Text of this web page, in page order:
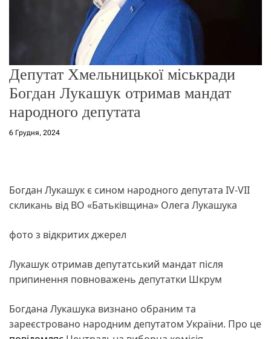
Депутат Хмельницької міськради
Богдан Лукашук отримав мандат
народного депутата
6 Грудня, 2024
Богдан Лукашук є сином народного депутата IV-VII
скликань від ВО «Батьківщина» Олега Лукашука
фото з відкритих джерел
Лукашук отримав депутатський мандат після
припинення повноважень депутатки Шкрум
Богдана Лукашука визнано обраним та
зареєстровано народним депутатом України. Про це